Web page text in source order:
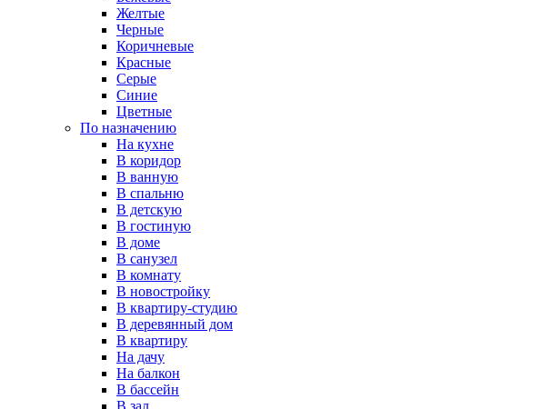
Желтые
Черные
Коричневые
Красные
Серые
Синие
Цветные
По назначению
На кухне
В коридор
В ванную
В спальню
В детскую
В гостиную
В доме
В санузел
В комнату
В новостройку
В квартиру-студию
В деревянный дом
В квартиру
На дачу
На балкон
В бассейн
В зал